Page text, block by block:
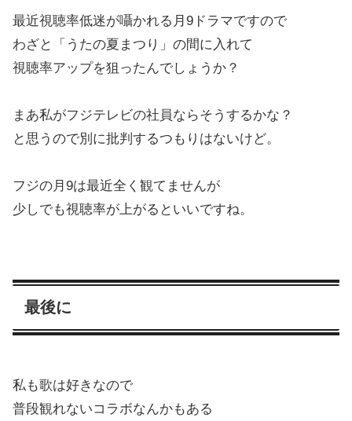
最近視聴率低迷が囁かれる月9ドラマですので
わざと「うたの夏まつり」の間に入れて
視聴率アップを狙ったんでしょうか？
まあ私がフジテレビの社員ならそうするかな？
と思うので別に批判するつもりはないけど。
フジの月9は最近全く観てませんが
少しでも視聴率が上がるといいですね。
最後に
私も歌は好きなので
普段観れないコラボなんかもある